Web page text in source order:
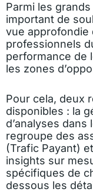
Parmi les
important de
vue approfondie
professionnels
performance de
les zones
Pour cela, deux
disponibles : la
d’analyses
regroupe des
(Trafic Payant)
insights sur
spécifiques de
dessous les